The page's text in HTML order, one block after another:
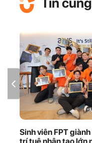
Sinh viên FPT